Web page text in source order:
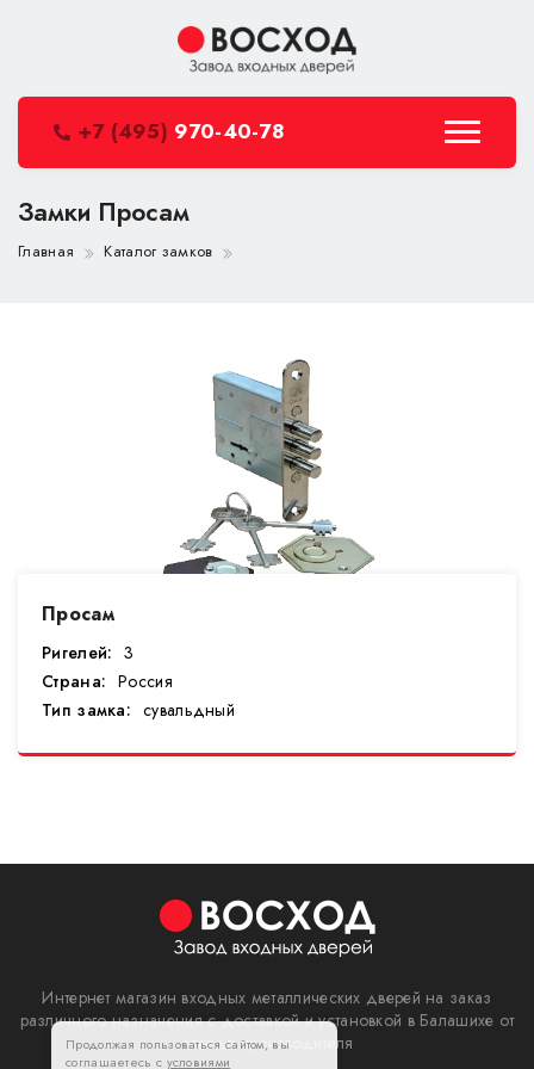
+7 (495) 970-40-78
Замки Просам
Главная Каталог замков
Просам
Ригелей: 3
Страна: Россия
Тип замка: сувальдный
Интернет магазин входных металлических дверей на заказ
различного назначения с доставкой и установкой в Балашихе от
завода производителя
Продолжая пользоваться сайтом, вы
соглашаетесь с условиями